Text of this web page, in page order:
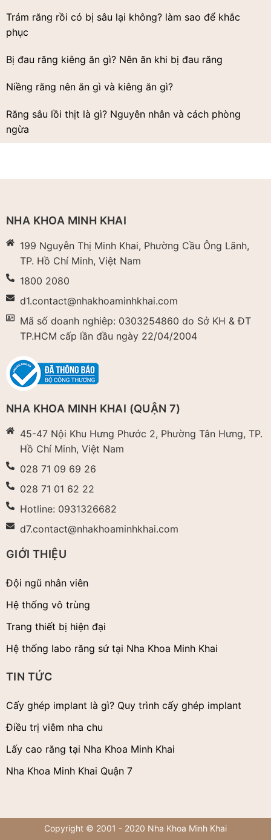
Trám răng rồi có bị sâu lại không? làm sao để khắc
phục
Bị đau răng kiêng ăn gì? Nên ăn khi bị đau răng
Niềng răng nên ăn gì và kiêng ăn gì?
Răng sâu lồi thịt là gì? Nguyên nhân và cách phòng
ngừa
NHA KHOA MINH KHAI
199 Nguyễn Thị Minh Khai, Phường Cầu Ông Lãnh,
TP. Hồ Chí Minh, Việt Nam
1800 2080
d1.contact@nhakhoaminhkhai.com
Mã số doanh nghiêp: 0303254860 do Sở KH & ĐT
TP.HCM cấp lần đầu ngày 22/04/2004​
NHA KHOA MINH KHAI (QUẬN 7)
45-47 Nội Khu Hưng Phước 2, Phường Tân Hưng, TP.
Hồ Chí Minh, Việt Nam
028 71 09 69 26
028 71 01 62 22
Hotline: 0931326682
d7.contact@nhakhoaminhkhai.com
GIỚI THIỆU
Đội ngũ nhân viên
Hệ thống vô trùng
Trang thiết bị hiện đại
Hệ thống labo răng sứ tại Nha Khoa Minh Khai
TIN TỨC
Cấy ghép implant là gì? Quy trình cấy ghép implant
Điều trị viêm nha chu
Lấy cao răng tại Nha Khoa Minh Khai
Nha Khoa Minh Khai Quận 7
Copyright © 2001 - 2020 Nha Khoa Minh Khai